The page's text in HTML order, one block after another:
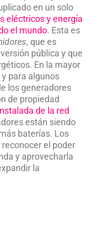
en un solo
eléctricos y energía
el mundo. Esta es
, que es
pública y que
En la mayor
para algunos
los generadores
de propiedad
de la red
están siendo
baterías. Los
el poder
y aprovecharla
la